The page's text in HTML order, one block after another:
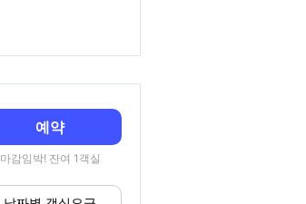
예약
마감임박! 잔여 1객실